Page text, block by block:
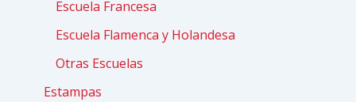
Escuela Francesa
Escuela Flamenca y Holandesa
Otras Escuelas
Estampas